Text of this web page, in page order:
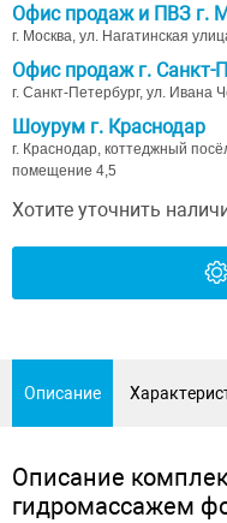
Офис продаж и ПВЗ г.
г. Москва, ул. Нагатинская
Офис продаж г. Санкт-
г. Санкт-Петербург, ул. Ивана
Шоурум г. Краснодар
г. Краснодар, коттеджный
помещение 4,5
Хотите уточнить
Описание
Описание
гидромассажем